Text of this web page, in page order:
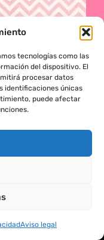
tecnologías como las
del dispositivo. El
procesar datos
identificaciones únicas
puede afectar
Aviso legal
y/o
de agresiones
diferente del
que con la